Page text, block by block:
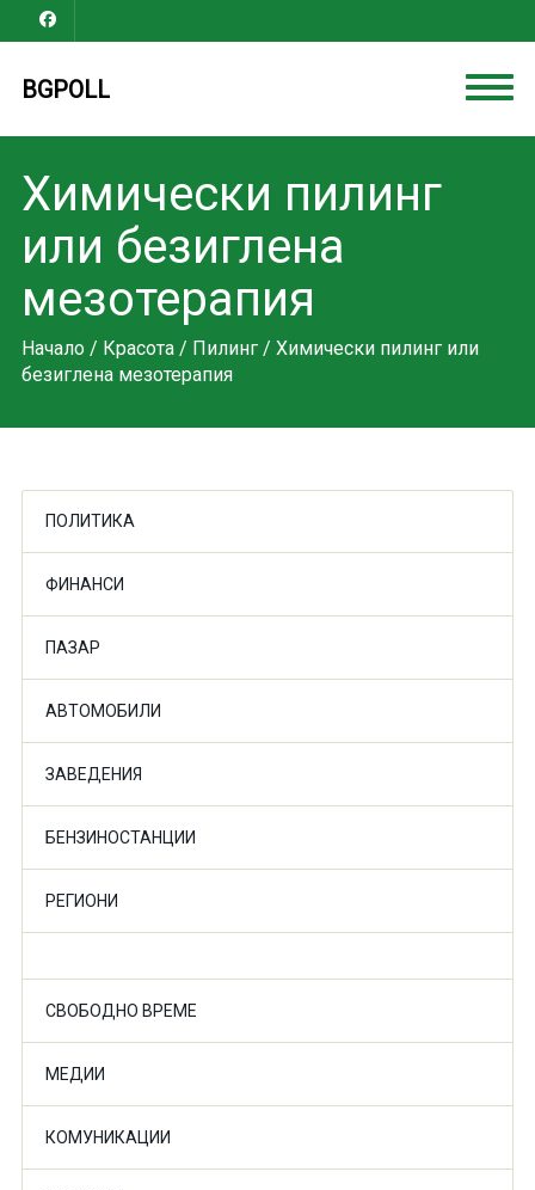
BGPOLL
Химически пилинг
или безиглена
мезотерапия
Начало/ Красота/ Пилинг/ Химически пилинг или
безиглена мезотерапия
ПОЛИТИКА
ФИНАНСИ
ПАЗАР
АВТОМОБИЛИ
ЗАВЕДЕНИЯ
БЕНЗИНОСТАНЦИИ
РЕГИОНИ
СВОБОДНО ВРЕМЕ
МЕДИИ
КОМУНИКАЦИИ